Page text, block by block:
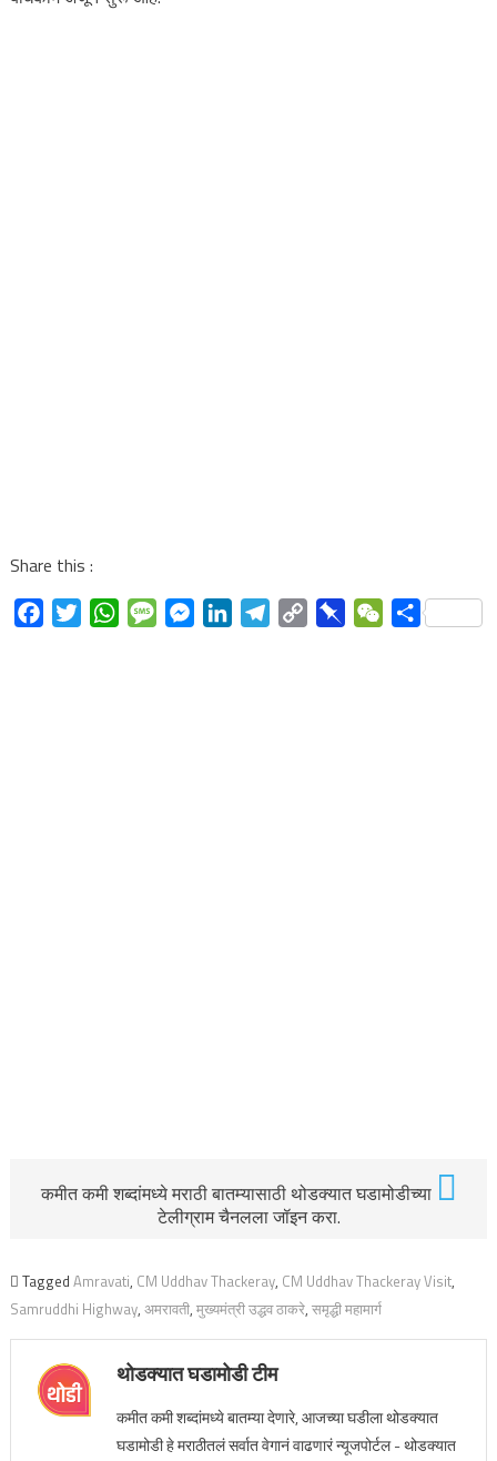
Share this :
FacebookTwitterWhatsAppMessageMessengerLinkedInTelegram
Copy
PinboardWeChatShare
कमीत कमी शब्दांमध्ये मराठी बातम्यासाठी थोडक्यात घडामोडीच्या
टेलीग्राम चैनलला जॉइन करा.
Tagged Amravati, CM Uddhav Thackeray, CM Uddhav Thackeray Visit,
Samruddhi Highway, अमरावती, मुख्यमंत्री उद्धव ठाकरे, समृद्धी महामार्ग
थोडक्यात घडामोडी टीम
कमीत कमी शब्दांमध्ये बातम्या देणारे, आजच्या घडीला थोडक्यात
घडामोडी हे मराठीतलं सर्वात वेगानं वाढणारं न्यूजपोर्टल - थोडक्यात